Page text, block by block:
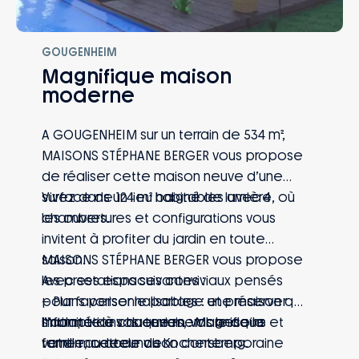
GOUGENHEIM
Magnifique maison
moderne
A GOUGENHEIM sur un terrain de 534 m²,
MAISONS STÉPHANE BERGER vous propose
de réaliser cette maison neuve d’une
surface de 124 m² habitables avec 4
chambres.
Vivez dans un lieu baigné de lumière, où
les ouvertures et configurations vous
invitent à profiter du jardin en toute
saison.
Avec ses espaces conviviaux pensés
pour favoriser le partage et préserver
l’intimité de chaque membre de la
famille, cette maison contemporaine
MAISONS STÉPHANE BERGER vous propose
les prestations suivantes :
– Plans personnalisables : une maison qui
s’adapte à vos envies, vos besoins et
votre mode de vie
Informations du terrain : Magnifique
terrain au cœur du Kochersberg.